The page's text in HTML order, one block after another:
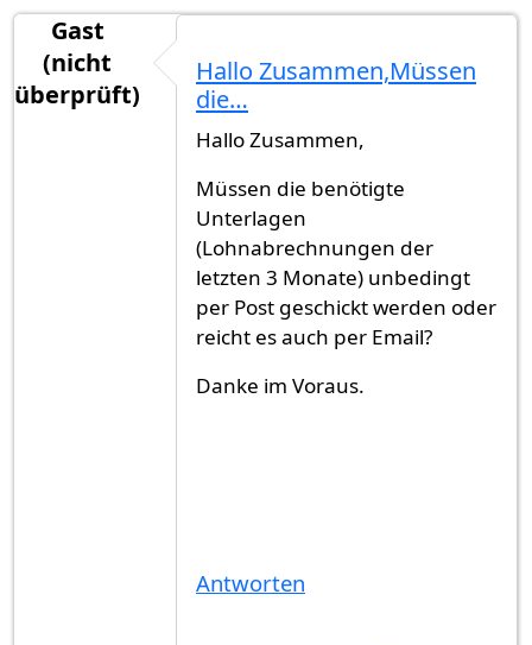
Gast
(nicht
überprüft)
Hallo Zusammen,Müssen
die…
Hallo Zusammen,
Müssen die benötigte
Unterlagen
(Lohnabrechnungen der
letzten 3 Monate) unbedingt
per Post geschickt werden oder
reicht es auch per Email?
Danke im Voraus.
Antworten